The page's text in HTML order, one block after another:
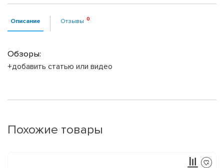
Описание Отзывы
Обзоры:
+добавить статью или видео
Похожие товары